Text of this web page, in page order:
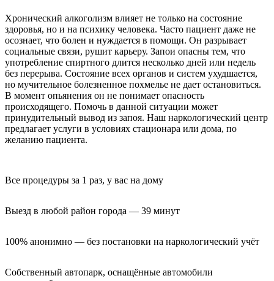
Хронический алкоголизм влияет не только на состояние
здоровья, но и на психику человека. Часто пациент даже не
осознает, что болен и нуждается в помощи. Он разрывает
социальные связи, рушит карьеру. Запои опасны тем, что
употребление спиртного длится несколько дней или недель
без перерыва. Состояние всех органов и систем ухудшается,
но мучительное болезненное похмелье не дает остановиться.
В момент опьянения он не понимает опасность
происходящего. Помочь в данной ситуации может
принудительный вывод из запоя. Наш наркологический центр
предлагает услуги в условиях стационара или дома, по
желанию пациента.
Все процедуры за 1 раз, у вас на дому
Выезд в любой район города — 39 минут
100% анонимно — без постановки на наркологический учёт
Собственный автопарк, оснащённые автомобили